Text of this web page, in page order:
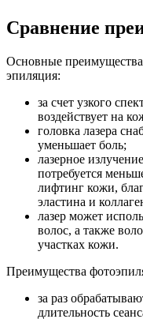
Сравнение
Основные
эпиляция:
за счет узкого
воздействует на
головка лазера
уменьшает боль;
лазерное
потребуется
лифтинг кожи,
эластина и
лазер может
волос, а также
участках кожи.
Преимущества
за раз
длительность